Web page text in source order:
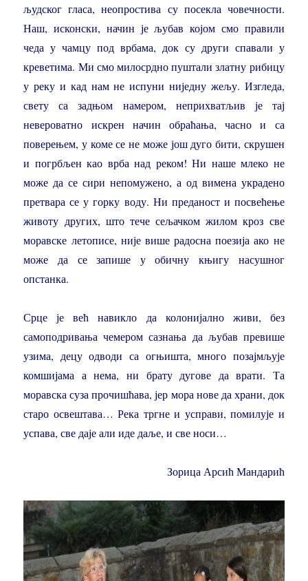
људског гласа, неопростива су посекла човечности.
Наш, исконски, начин је љубав којом смо правили
чеда у чамцу под врбама, док су други спавали у
креветима. Ми смо милосрдно пуштали златну рибицу
у реку и кад нам не испуни ниједну жељу. Изгледа,
свету са задњом намером, неприхватљив је тај
невероватно искрен начин обраћања, часно и са
поверењем, у коме се не може још дуго бити, скрушен
и погрбљен као врба над реком! Ни наше млеко не
може да се сири непомужено, а од вимена украдено
претвара се у горку воду. Ни преданост и посвећење
животу других, што тече сељачком жилом кроз све
моравске летописе, није више радосна поезија ако не
може да се запише у обичну књигу насушног
опстанка.
Срце је већ навикло да колонијално живи, без
самоподривања чемером сазнања да љубав превише
узима, децу одводи са огњишта, много позајмљује
комшијама а нема, ни брату дугове да врати. Та
моравска суза прочишћава, јер мора нове да храни, док
старо освештава… Река тргне и усправи, помилује и
успава, све даје али иде даље, и све носи…
Зорица Арсић Мандарић